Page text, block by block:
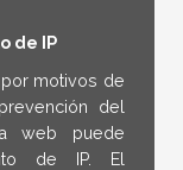
de IP
motivos de
del
web puede
de IP. El